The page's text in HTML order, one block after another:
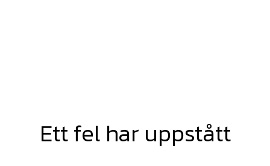
Ett fel har uppstått